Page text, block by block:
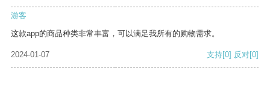
游客
这款app的商品种类非常丰富，可以满足我所有的购物需求。
2024-01-07 支持[0] 反对[0]